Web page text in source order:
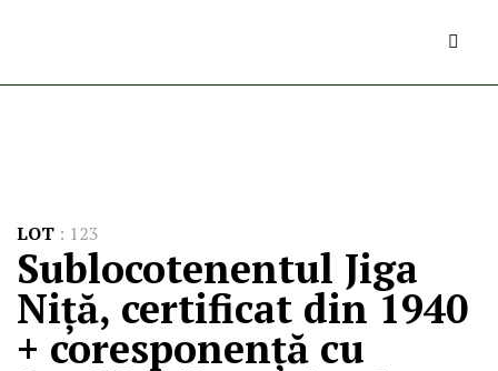
LOT : 123
Sublocotenentul Jiga
Niță, certificat din 1940
+ coresponență cu